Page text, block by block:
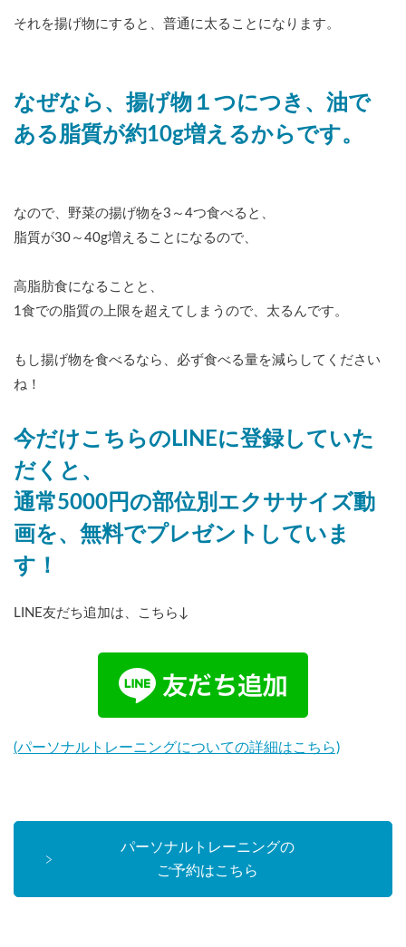
それを揚げ物にすると、普通に太ることになります。
なぜなら、揚げ物１つにつき、油で
ある脂質が約10g増えるからです。
なので、野菜の揚げ物を3～4つ食べると、
脂質が30～40g増えることになるので、
高脂肪食になることと、
1食での脂質の上限を超えてしまうので、太るんです。
もし揚げ物を食べるなら、必ず食べる量を減らしてください
ね！
今だけこちらのLINEに登録していた
だくと、
通常5000円の部位別エクササイズ動
画を、無料でプレゼントしていま
す！
LINE友だち追加は、こちら↓
(パーソナルトレーニングについての詳細はこちら)
パーソナルトレーニングの
ご予約はこちら